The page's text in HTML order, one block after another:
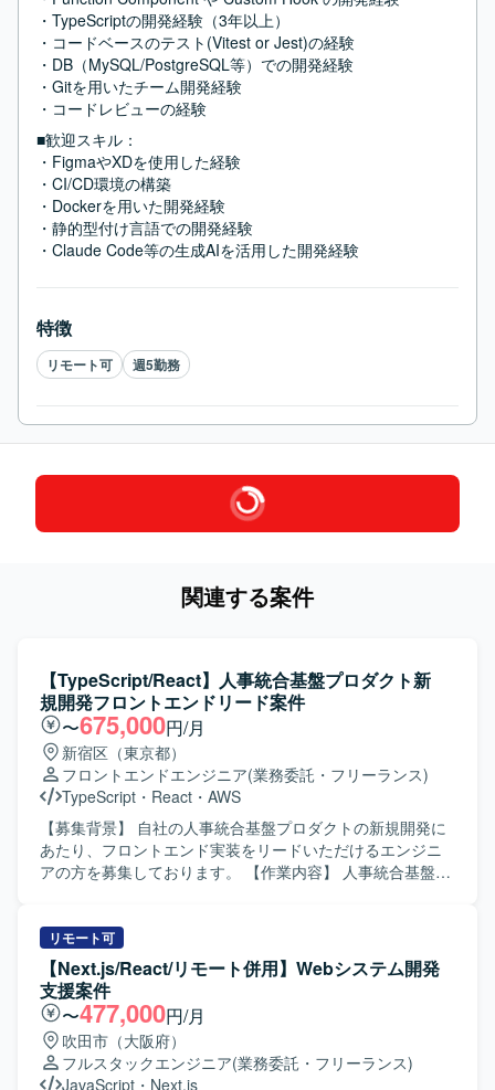
・TypeScriptの開発経験（3年以上）
・コードベースのテスト(Vitest or Jest)の経験
・DB（MySQL/PostgreSQL等）での開発経験
・Gitを用いたチーム開発経験
・コードレビューの経験
■歓迎スキル：
・FigmaやXDを使用した経験
・CI/CD環境の構築
・Dockerを用いた開発経験
・静的型付け言語での開発経験
・Claude Code等の生成AIを活用した開発経験
特徴
リモート可 週5勤務
関連する案件
【TypeScript/React】人事統合基盤プロダクト新
規開発フロントエンドリード案件
〜675,000円/月
新宿区（東京都）
フロントエンドエンジニア(業務委託・フリーランス)
TypeScript ・ React ・ AWS
【募集背景】 自社の人事統合基盤プロダクトの新規開発に
あたり、フロントエンド実装をリードいただけるエンジニ
アの方を募集しております。 【作業内容】 人事統合基盤の
プリケーション開発や、バックエンドのREST APIとの連携
実装を担当していただきます。 AIコーディングツールを活
用した開発フローの整備や生産性向上の推進、コンポーネ
ント設計やUIライブラリの整備も行っていただきます。 ま
た、社員エンジニアへの技術展開やドキュメント整備にも
携わっていただきます。 【求める人物像】 AIツールを積極
的に取り入れ、自律的に開発生産性を高めていける方を求
リモート可
【Next.js/React/リモート併用】Webシステム開発
支援案件
〜477,000円/月
吹田市（大阪府）
フルスタックエンジニア(業務委託・フリーランス)
JavaScript ・ Next.js